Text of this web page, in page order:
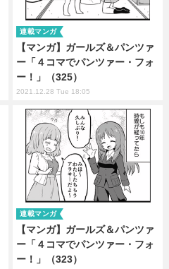
【マンガ】ガールズ＆パンツァ
ー「４コマでパンツァー・フォ
ー！」（325）
連載マンガ
2021.12.28 Tue 18:05
【マンガ】ガールズ＆パンツァ
ー「４コマでパンツァー・フォ
ー！」（323）
連載マンガ